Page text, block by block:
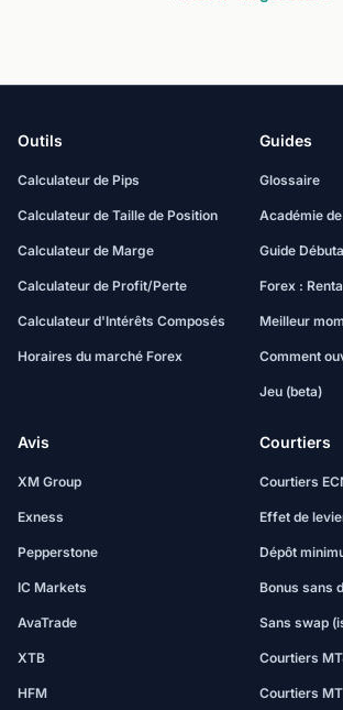
Outils
Calculateur de Pips
Calculateur de Taille de Position
Calculateur de Marge
Calculateur de Profit/Perte
Calculateur d'Intérêts Composés
Horaires du marché Forex
Guides
Glossaire
Académie
Guide
Forex :
Meilleur
Comment
Jeu (beta)
Avis
XM Group
Exness
Pepperstone
IC Markets
AvaTrade
XTB
HFM
Courtiers
Courtiers
Effet de
Dépôt
Bonus sans
Sans swap
Courtiers
Courtiers